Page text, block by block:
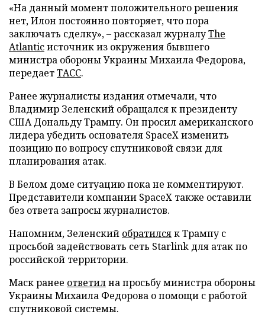
«На данный момент положительного решения
нет, Илон постоянно повторяет, что пора
заключать сделку», – рассказал журналуThe
Atlanticисточник из окружения бывшего
министра обороны Украины Михаила Федорова,
передаетТАСС.
Ранее журналисты издания отмечали, что
Владимир Зеленский обращался к президенту
США Дональду Трампу. Он просил американского
лидера убедить основателя SpaceX изменить
позицию по вопросу спутниковой связи для
планирования атак.
В Белом доме ситуацию пока не комментируют.
Представители компании SpaceX также оставили
без ответа запросы журналистов.
Напомним, Зеленский обратилсяк Трампу с
просьбой задействовать сеть Starlink для атак по
российской территории.
Маск ранее ответилна просьбу министра обороны
Украины Михаила Федорова о помощи с работой
спутниковой системы.